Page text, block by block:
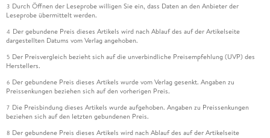
3 Durch Öffnen der Leseprobe willigen Sie ein, dass Daten an den Anbieter der
Leseprobe übermittelt werden.
4 Der gebundene Preis dieses Artikels wird nach Ablauf des auf der Artikelseite
dargestellten Datums vom Verlag angehoben.
5 Der Preisvergleich bezieht sich auf die unverbindliche Preisempfehlung (UVP) des
Herstellers.
6 Der gebundene Preis dieses Artikels wurde vom Verlag gesenkt. Angaben zu
Preissenkungen beziehen sich auf den vorherigen Preis.
7 Die Preisbindung dieses Artikels wurde aufgehoben. Angaben zu Preissenkungen
beziehen sich auf den letzten gebundenen Preis.
8 Der gebundene Preis dieses Artikels wird nach Ablauf des auf der Artikelseite